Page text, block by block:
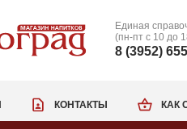
Единая
(пн-пт с 10 до
8 (3952)
КАК
КОНТАКТЫ